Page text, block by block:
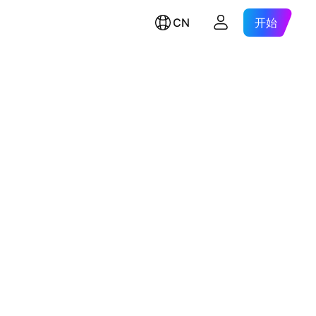
CN 开始